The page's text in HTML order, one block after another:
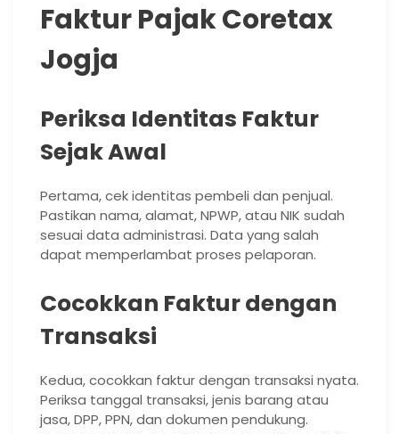
Faktur Pajak Coretax
Jogja
Periksa Identitas Faktur
Sejak Awal
Pertama, cek identitas pembeli dan penjual.
Pastikan nama, alamat, NPWP, atau NIK sudah
sesuai data administrasi. Data yang salah
dapat memperlambat proses pelaporan.
Cocokkan Faktur dengan
Transaksi
Kedua, cocokkan faktur dengan transaksi nyata.
Periksa tanggal transaksi, jenis barang atau
jasa, DPP, PPN, dan dokumen pendukung.